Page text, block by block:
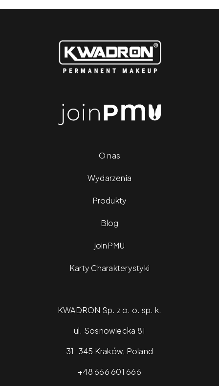
O nas
Wydarzenia
Produkty
Blog
joinPMU
Karty Charakterystyki
KWADRON Sp. z o. o. sp. k.
ul. Sosnowiecka 81
31-345 Kraków, Poland
+48 666 601 666